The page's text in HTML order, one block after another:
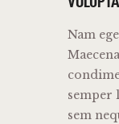
Nam
semper
sem